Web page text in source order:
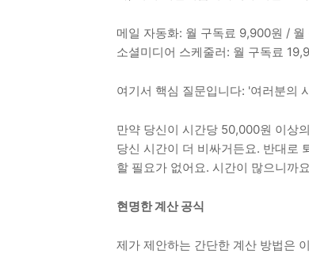
메일 자동화: 월 구독료 9,900원 /
소셜미디어 스케줄러: 월 구독료
여기서 핵심 질문입니다: '여러분의
만약 당신이 시간당 50,000원 이상
당신 시간이 더 비싸거든요. 반대로
할 필요가 없어요. 시간이 많으니까
현명한 계산 공식
제가 제안하는 간단한 계산 방법은